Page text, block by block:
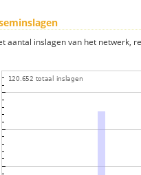
aantal inslagen van het netwerk,